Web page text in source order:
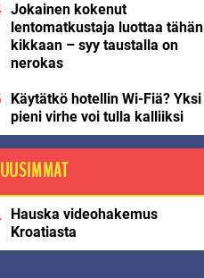
Jokainen kokenut
lentomatkustaja luottaa tähän
kikkaan – syy taustalla on
nerokas
Käytätkö hotellin Wi-Fiä? Yksi
pieni virhe voi tulla kalliiksi
UUSIMMAT
Hauska videohakemus
Kroatiasta